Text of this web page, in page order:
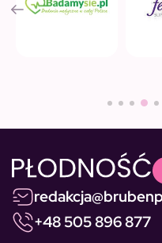
+48 505 896 877